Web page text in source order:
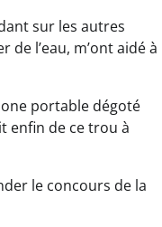
sur les autres
l’eau, m’ont aidé à
portable dégoté
enfin de ce trou à
le concours de la